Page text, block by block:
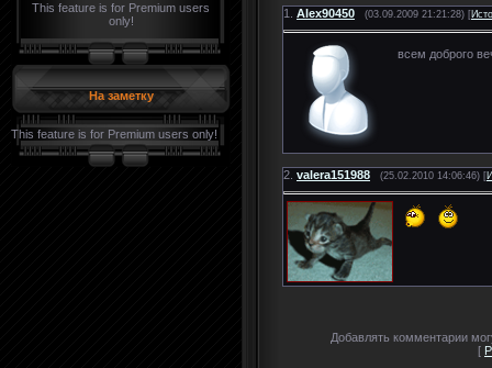
This feature is for Premium users
only!
На заметку
This feature is for Premium users only!
1. Alex90450 (03.09.2009 21:21:28) [
всем доброго
2. valera151988 (25.02.2010 14:06:46) [
Добавлять комментарии
[